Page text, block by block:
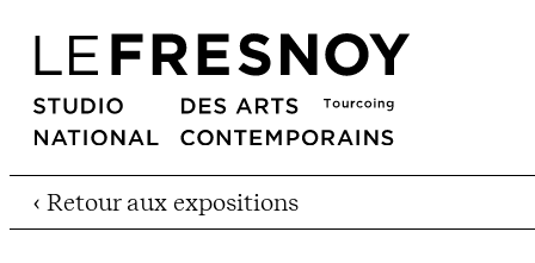
‹ Retour aux expositions